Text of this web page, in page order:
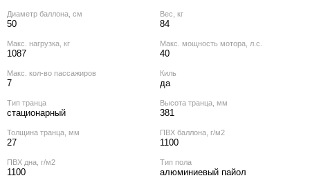
Диаметр баллона, см
50
Вес, кг
84
Макс. нагрузка, кг
1087
Макс. мощность мотора, л.с.
40
Макс. кол‑во пассажиров
7
Киль
да
Тип транца
стационарный
Высота транца, мм
381
Толщина транца, мм
27
ПВХ баллона, г/м2
1100
ПВХ дна, г/м2
1100
Тип пола
алюминиевый пайол